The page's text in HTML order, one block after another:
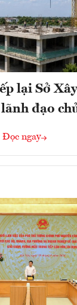
lại Sở
đạo
Đọc ngay